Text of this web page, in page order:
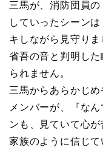
三馬が、消防団員
していったシーン
キしながら見守りま
省吾の音と判明し
られません。
三馬からあらかじ
メンバーが、『な
ンも、見ていて心が
家族のように信じ